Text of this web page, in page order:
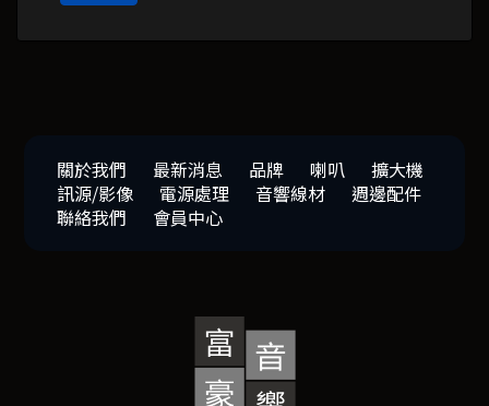
關於我們 最新消息 品牌 喇叭
擴大機
訊源/影像
電源處理 音響線材
週邊配件
聯絡我們
會員中心